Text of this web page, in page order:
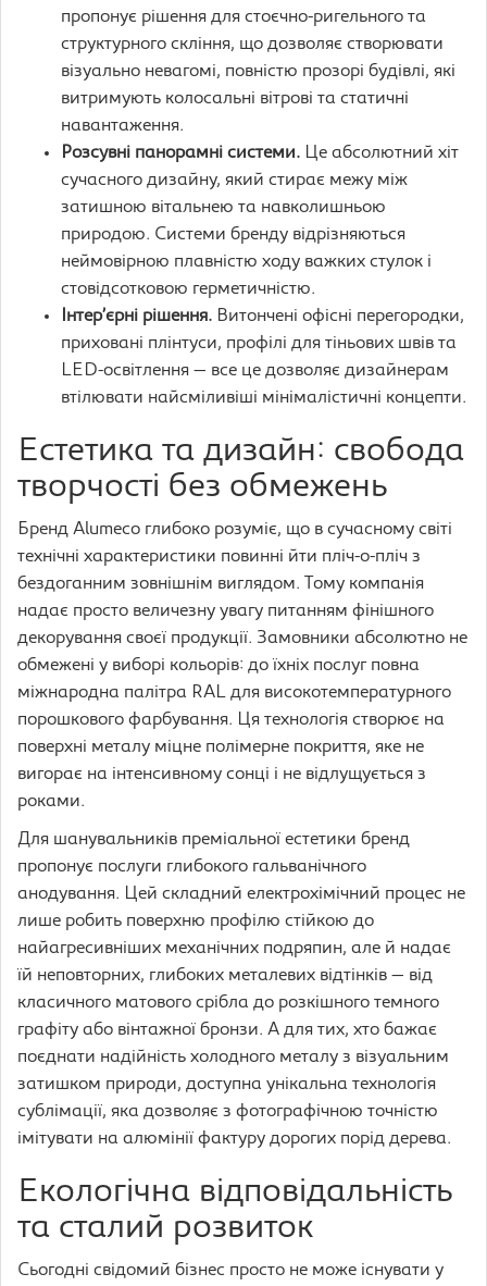
пропонує рішення для стоєчно-ригельного та
структурного скління, що дозволяє створювати
візуально невагомі, повністю прозорі будівлі, які
витримують колосальні вітрові та статичні
навантаження.
Розсувні панорамні системи. Це абсолютний хіт
сучасного дизайну, який стирає межу між
затишною вітальнею та навколишньою
природою. Системи бренду відрізняються
неймовірною плавністю ходу важких стулок і
стовідсотковою герметичністю.
Інтер’єрні рішення. Витончені офісні перегородки,
приховані плінтуси, профілі для тіньових швів та
LED-освітлення — все це дозволяє дизайнерам
втілювати найсміливіші мінімалістичні концепти.
Естетика та дизайн: свобода
творчості без обмежень
Бренд Alumeco глибоко розуміє, що в сучасному світі
технічні характеристики повинні йти пліч-о-пліч з
бездоганним зовнішнім виглядом. Тому компанія
надає просто величезну увагу питанням фінішного
декорування своєї продукції. Замовники абсолютно не
обмежені у виборі кольорів: до їхніх послуг повна
міжнародна палітра RAL для високотемпературного
порошкового фарбування. Ця технологія створює на
поверхні металу міцне полімерне покриття, яке не
вигорає на інтенсивному сонці і не відлущується з
роками.
Для шанувальників преміальної естетики бренд
пропонує послуги глибокого гальванічного
анодування. Цей складний електрохімічний процес не
лише робить поверхню профілю стійкою до
найагресивніших механічних подряпин, але й надає
їй неповторних, глибоких металевих відтінків — від
класичного матового срібла до розкішного темного
графіту або вінтажної бронзи. А для тих, хто бажає
поєднати надійність холодного металу з візуальним
затишком природи, доступна унікальна технологія
сублімації, яка дозволяє з фотографічною точністю
імітувати на алюмінії фактуру дорогих порід дерева.
Екологічна відповідальність
та сталий розвиток
Сьогодні свідомий бізнес просто не може існувати у